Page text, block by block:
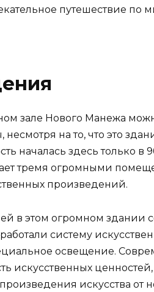
путешествие по
зале Нового Манежа
на то, что это
началась здесь только в
тремя огромными
произведений.
в этом огромном здании
систему
освещение.
искусственных
искусства от